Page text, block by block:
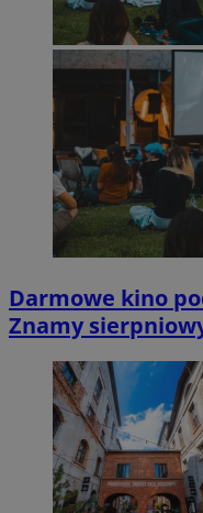
Darmowe kino
Znamy